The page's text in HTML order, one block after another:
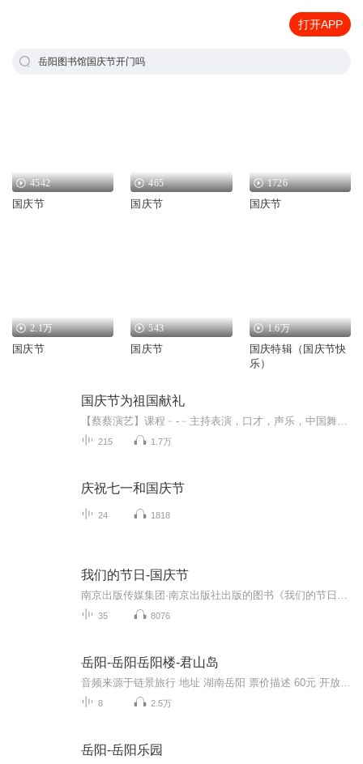
打开APP
岳阳图书馆国庆节开门吗
4542
国庆节
465
国庆节
1726
国庆节
2.1万
国庆节
543
国庆节
1.6万
国庆特辑（国庆节快
乐）
国庆节为祖国献礼
215 1.7万
庆祝七一和国庆节
24 1818
我们的节日-国庆节
35 8076
岳阳-岳阳岳阳楼-君山岛
8 2.5万
岳阳-岳阳乐园